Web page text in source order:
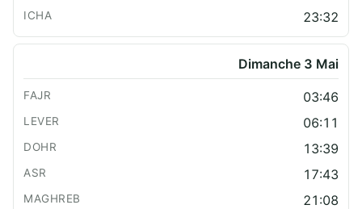
23:32
Dimanche 3 Mai
03:46
06:11
13:39
17:43
21:08